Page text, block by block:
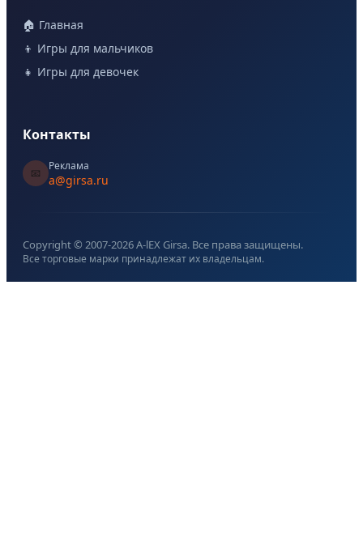
🏠 Главная
👦 Игры для мальчиков
👧 Игры для девочек
Контакты
📧
Реклама
a@girsa.ru
Copyright © 2007-2026A-lEX Girsa. Все права защищены.
Все торговые марки принадлежат их владельцам.